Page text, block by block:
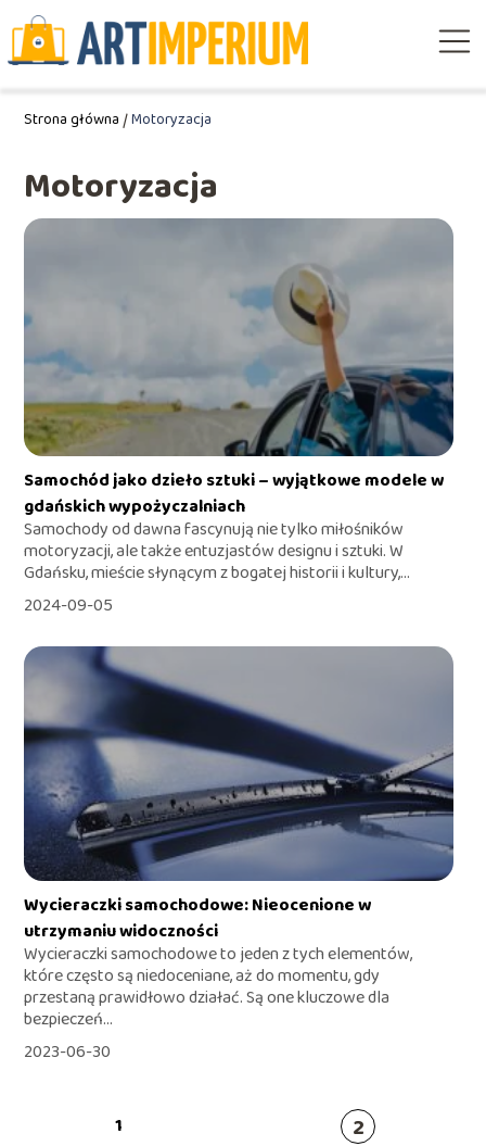
Strona główna/Motoryzacja
Motoryzacja
Samochód jako dzieło sztuki – wyjątkowe modele w
gdańskich wypożyczalniach
Samochody od dawna fascynują nie tylko miłośników
motoryzacji, ale także entuzjastów designu i sztuki. W
Gdańsku, mieście słynącym z bogatej historii i kultury,...
2024-09-05
Wycieraczki samochodowe: Nieocenione w
utrzymaniu widoczności
Wycieraczki samochodowe to jeden z tych elementów,
które często są niedoceniane, aż do momentu, gdy
przestaną prawidłowo działać. Są one kluczowe dla
bezpieczeń...
2023-06-30
1 2